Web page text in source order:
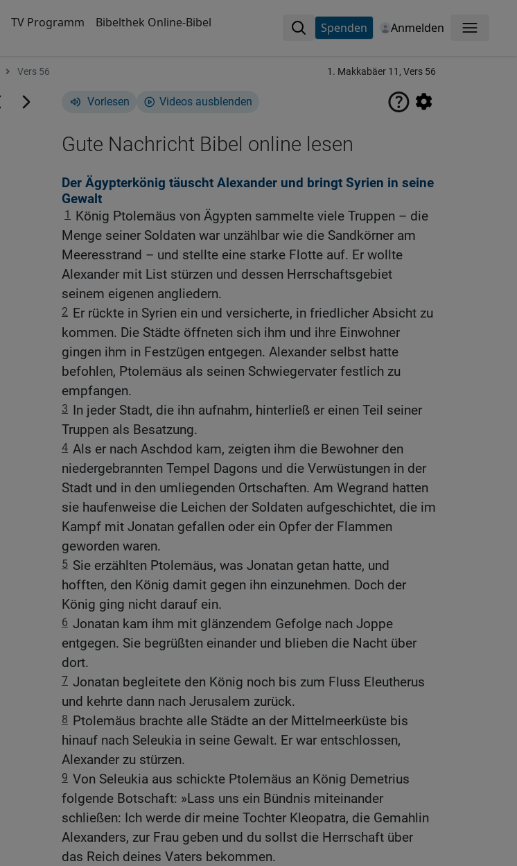
TV Programm Bibelthek Online-Bibel Spenden Anmelden Menü
Vers 56 1. Makkabäer 11, Vers 56
Vorlesen Videos ausblenden
Gute Nachricht Bibel online lesen
Der Ägypterkönig täuscht Alexander und bringt Syrien in seine
Gewalt
1
König Ptolemäus von Ägypten sammelte viele Truppen – die
Menge seiner Soldaten war unzählbar wie die Sandkörner am
Meeresstrand – und stellte eine starke Flotte auf. Er wollte
Alexander mit List stürzen und dessen Herrschaftsgebiet
seinem eigenen angliedern.
2 Er rückte in Syrien ein und versicherte, in friedlicher Absicht zu
kommen. Die Städte öffneten sich ihm und ihre Einwohner
gingen ihm in Festzügen entgegen. Alexander selbst hatte
befohlen, Ptolemäus als seinen Schwiegervater festlich zu
empfangen.
3 In jeder Stadt, die ihn aufnahm, hinterließ er einen Teil seiner
Truppen als Besatzung.
4 Als er nach Aschdod kam, zeigten ihm die Bewohner den
niedergebrannten Tempel Dagons und die Verwüstungen in der
Stadt und in den umliegenden Ortschaften. Am Wegrand hatten
sie haufenweise die Leichen der Soldaten aufgeschichtet, die im
Kampf mit Jonatan gefallen oder ein Opfer der Flammen
geworden waren.
5 Sie erzählten Ptolemäus, was Jonatan getan hatte, und
hofften, den König damit gegen ihn einzunehmen. Doch der
König ging nicht darauf ein.
6 Jonatan kam ihm mit glänzendem Gefolge nach Joppe
entgegen. Sie begrüßten einander und blieben die Nacht über
dort.
7 Jonatan begleitete den König noch bis zum Fluss Eleutherus
und kehrte dann nach Jerusalem zurück.
8 Ptolemäus brachte alle Städte an der Mittelmeerküste bis
hinauf nach Seleukia in seine Gewalt. Er war entschlossen,
Alexander zu stürzen.
9 Von Seleukia aus schickte Ptolemäus an König Demetrius
folgende Botschaft: »Lass uns ein Bündnis miteinander
schließen: Ich werde dir meine Tochter Kleopatra, die Gemahlin
Alexanders, zur Frau geben und du sollst die Herrschaft über
das Reich deines Vaters bekommen.